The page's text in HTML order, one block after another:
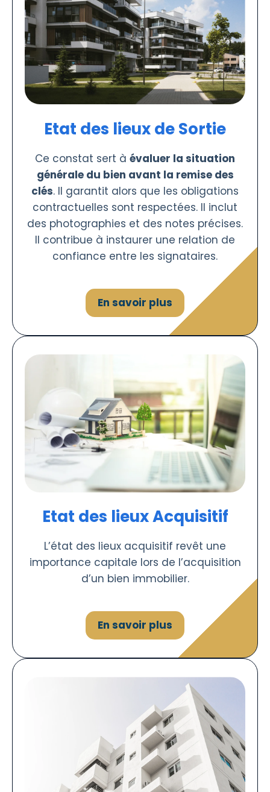
Etat des lieux de Sortie
Ce constat sert à évaluer la situation
générale du bien avant la remise des
clés. Il garantit alors que les obligations
contractuelles sont respectées. Il inclut
des photographies et des notes précises.
Il contribue à instaurer une relation de
confiance entre les signataires.
En savoir plus
Etat des lieux Acquisitif
L’état des lieux acquisitif revêt une
importance capitale lors de l’acquisition
d’un bien immobilier.
En savoir plus